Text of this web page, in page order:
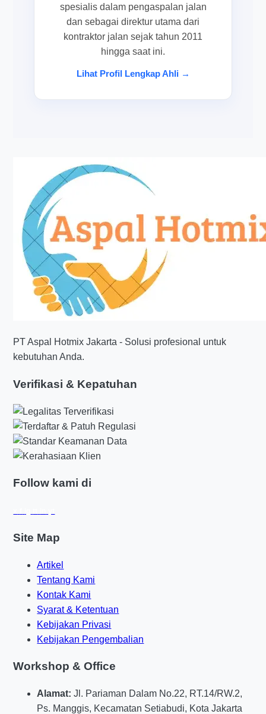
spesialis dalam pengaspalan jalan
dan sebagai direktur utama dari
kontraktor jalan sejak tahun 2011
hingga saat ini.
Lihat Profil Lengkap Ahli →
PT Aspal Hotmix Jakarta - Solusi profesional untuk
kebutuhan Anda.
Verifikasi & Kepatuhan
Follow kami di
Site Map
Artikel
Tentang Kami
Kontak Kami
Syarat & Ketentuan
Kebijakan Privasi
Kebijakan Pengembalian
Workshop & Office
Alamat: Jl. Pariaman Dalam No.22, RT.14/RW.2,
Ps. Manggis, Kecamatan Setiabudi, Kota Jakarta